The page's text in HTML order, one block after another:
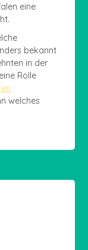
eine
bekannt
in der
Rolle
welches